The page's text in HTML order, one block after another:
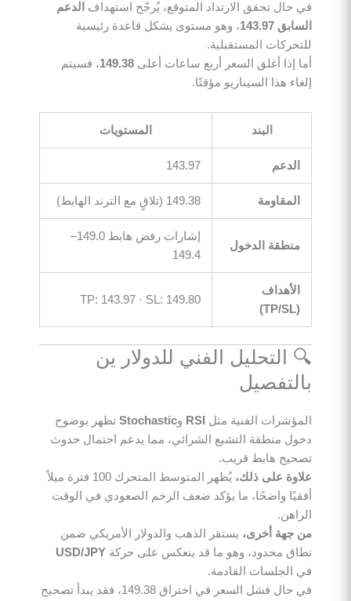
في حال تحقق الارتداد المتوقع، يُرجّح استهداف
الدعم
السابق 143.97
، وهو مستوى يشكل قاعدة رئيسية
للتحركات المستقبلية.
أما إذا أغلق السعر أربع ساعات أعلى 149.38، فسيتم
إلغاء هذا السيناريو مؤقتًا.
البند المستويات
الدعم 143.97
المقاومة 149.38 (تلاقٍ مع الترند الهابط)
منطقة الدخول
إشارات رفض هابط 149.0–
149.4
الأهداف
(TP/SL)
TP: 143.97 · SL: 149.80
🔍 التحليل الفني للدولار ين
بالتفصيل
المؤشرات الفنية مثل RSI وStochasticتظهر بوضوح
دخول منطقة التشبع الشرائي، مما يدعم احتمال حدوث
تصحيح هابط قريب.
علاوة على ذلك،
يُظهر المتوسط المتحرك 100 فترة ميلاً
أفقيًا واضحًا، ما يؤكد ضعف الزخم الصعودي في الوقت
الراهن.
من جهة أخرى، يستقر الذهب والدولار الأمريكي ضمن
نطاق محدود، وهو ما قد ينعكس على حركة USD/JPY
في الجلسات القادمة.
في حال فشل السعر في اختراق 149.38، فقد يبدأ تصحيح